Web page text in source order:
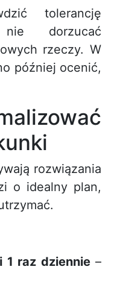
tolerancję
dorzucać
rzeczy. W
później ocenić,
rozwiązania
o idealny plan,
1 raz dziennie–